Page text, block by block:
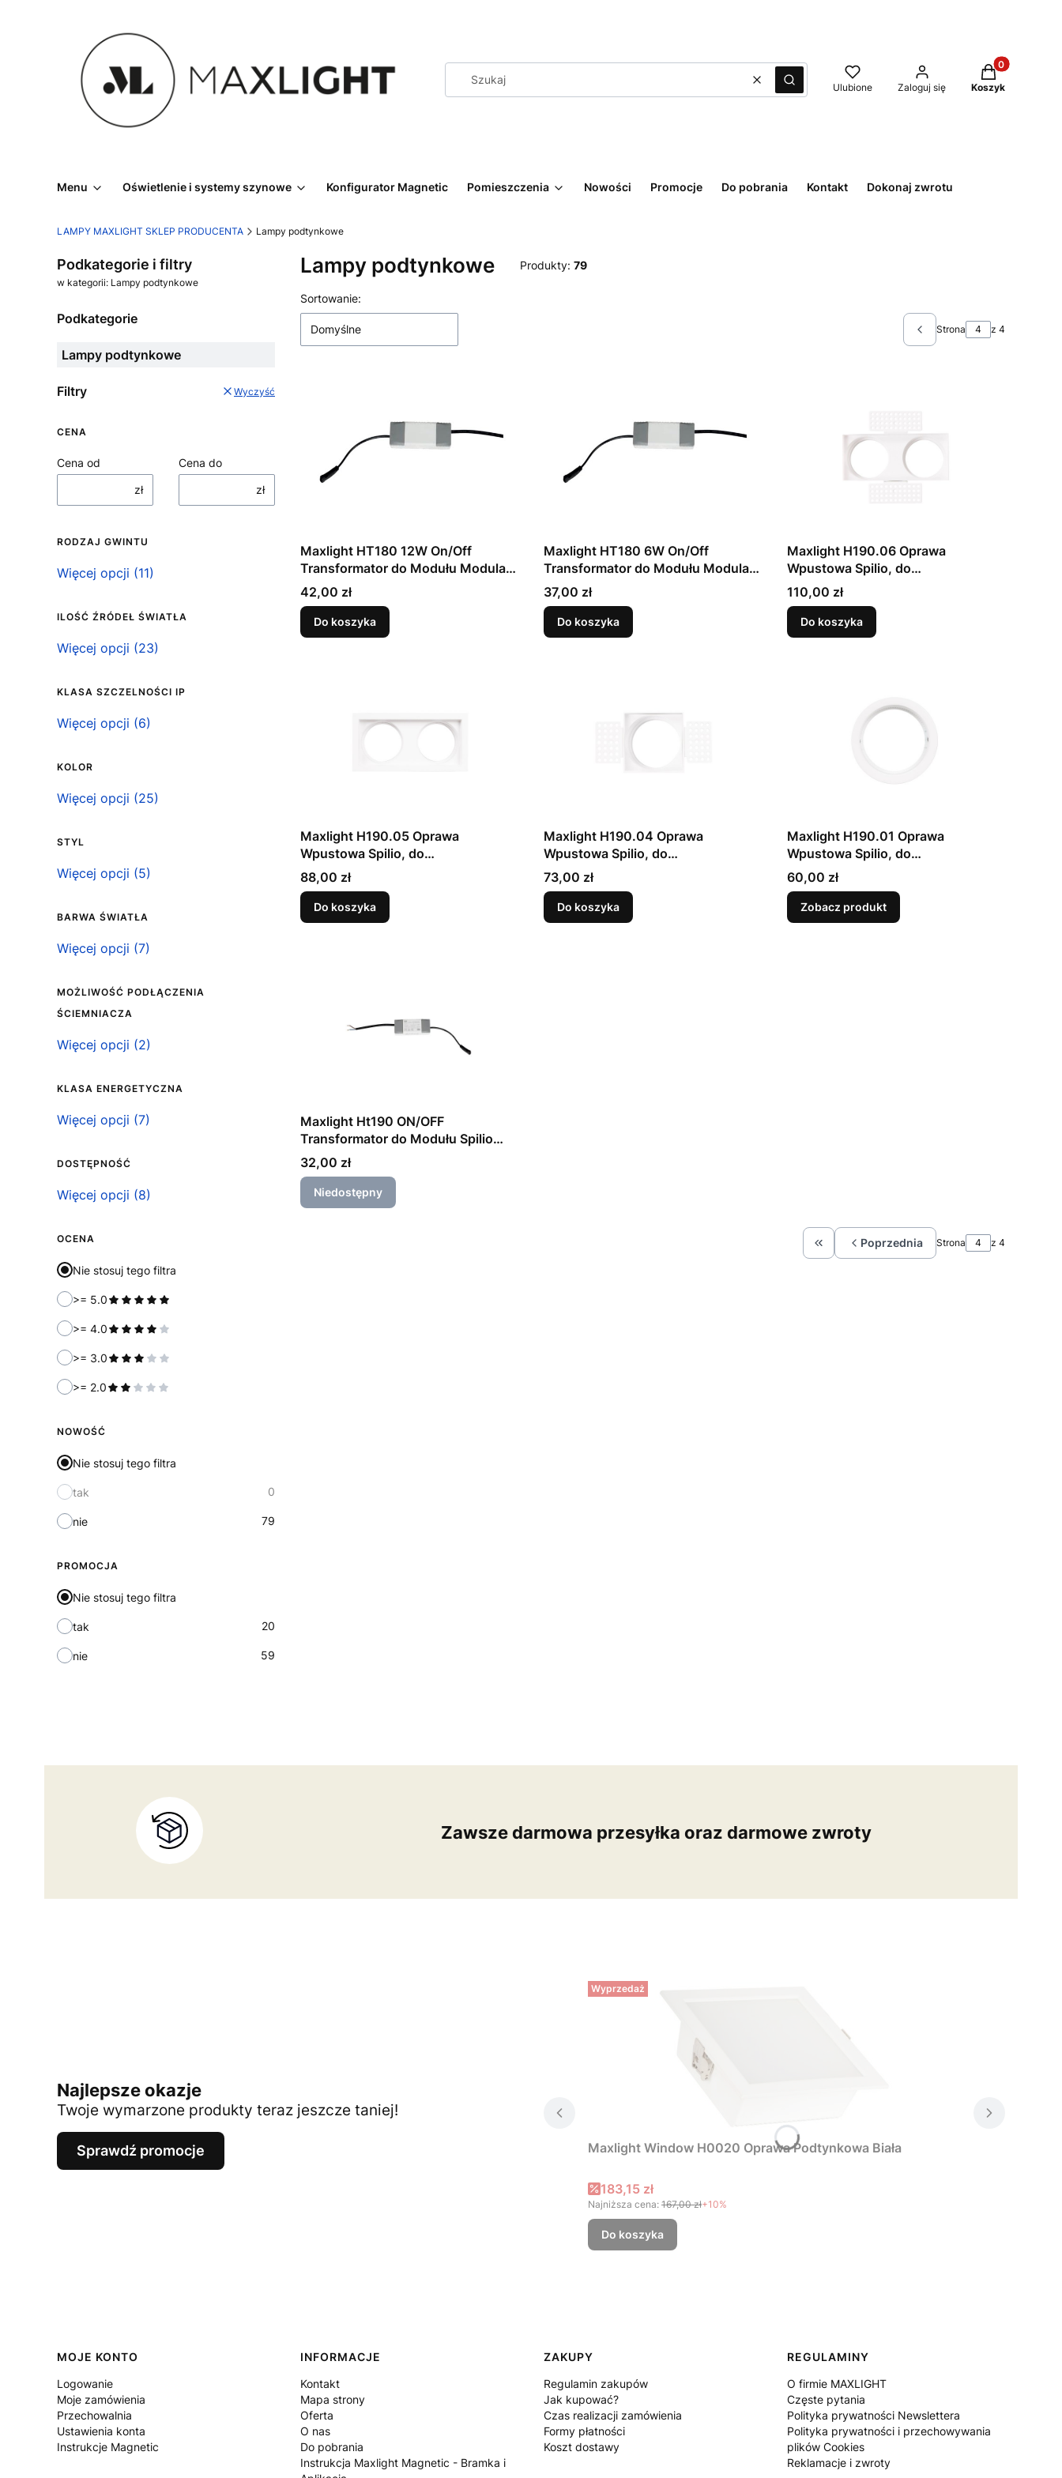
WyczyśćSzukaj Ulubione Zaloguj się
Produkty w
Koszyk
Menu Oświetlenie i systemy szynowe Konfigurator Magnetic Pomieszczenia Nowości Promocje Do pobrania Kontakt Dokonaj zwrotu
LAMPY MAXLIGHT SKLEP PRODUCENTA Lampy podtynkowe
Podkategorie i filtry
w kategorii: Lampy podtynkowe
Podkategorie
Lampy podtynkowe
Filtry Wyczyść
CENA
Cena od
zł
Cena do
zł
RODZAJ GWINTU
Rodzaj gwintu
Więcej opcji (11)
ILOŚĆ ŹRÓDEŁ ŚWIATŁA
Ilość źródeł światła
Więcej opcji (23)
KLASA SZCZELNOŚCI IP
Klasa szczelności IP
Więcej opcji (6)
KOLOR
Kolor
Więcej opcji (25)
STYL
Styl
Więcej opcji (5)
BARWA ŚWIATŁA
Barwa światła
Więcej opcji (7)
MOŻLIWOŚĆ PODŁĄCZENIA
ŚCIEMNIACZA
Możliwość podłączenia ściemniacza
Więcej opcji (2)
KLASA ENERGETYCZNA
Klasa energetyczna
Więcej opcji (7)
DOSTĘPNOŚĆ
Dostępność
Więcej opcji (8)
OCENA
Nie stosuj tego filtra
>= 5.0
>= 4.0
>= 3.0
>= 2.0
NOWOŚĆ
Nie stosuj tego filtra
tak 0
nie 79
PROMOCJA
Nie stosuj tego filtra
tak 20
nie 59
Lampy podtynkowe Produkty: 79
Lista produktów
Sortowanie:
Domyślne Poprzednie produkty
Strona z 4
Maxlight HT180 12W On/Off
Transformator do Modułu Modular
12W On/Off
Cena
42,00 zł
Do koszyka
Maxlight HT180 6W On/Off
Transformator do Modułu Modular
6W On/Off
Cena
37,00 zł
Do koszyka
Maxlight H190.06 Oprawa
Wpustowa Spilio, do
Skompletowania z Modułem HM190
i Trafo HT190
Cena
110,00 zł
Do koszyka
Maxlight H190.05 Oprawa
Wpustowa Spilio, do
Skompletowania z Modułem HM190
i Trafo HT190
Cena
88,00 zł
Do koszyka
Maxlight H190.04 Oprawa
Wpustowa Spilio, do
Skompletowania z Modułem HM190
i Trafo HT190
Cena
73,00 zł
Do koszyka
Maxlight H190.01 Oprawa
Wpustowa Spilio, do
Skompletowania z Modułem HM190
i Trafo HT190
Cena
60,00 zł
Zobacz produkt
Maxlight Ht190 ON/OFF
Transformator do Modułu Spilio
On/Off
Cena
32,00 zł
Niedostępny
Wróć do pierwszej strony z produktami
Poprzednia Strona z 4
Zawsze darmowa przesyłka oraz darmowe zwroty
Najlepsze okazje
Twoje wymarzone produkty teraz jeszcze taniej!
Sprawdź promocje
Wyprzedaż
Maxlight Window H0020 Oprawa Podtynkowa Biała
Cena promocyjna
183,15 zł
Najniższa cena: 167,00 zł+10%
Do koszyka
Linki w stopce
MOJE KONTO
Logowanie
Moje zamówienia
Przechowalnia
Ustawienia konta
Instrukcje Magnetic
INFORMACJE
Kontakt
Mapa strony
Oferta
O nas
Do pobrania
Instrukcja Maxlight Magnetic - Bramka i
ZAKUPY
Regulamin zakupów
Jak kupować?
Czas realizacji zamówienia
Formy płatności
Koszt dostawy
REGULAMINY
O firmie MAXLIGHT
Częste pytania
Polityka prywatności Newslettera
Polityka prywatności i przechowywania
plików Cookies
Reklamacje i zwroty